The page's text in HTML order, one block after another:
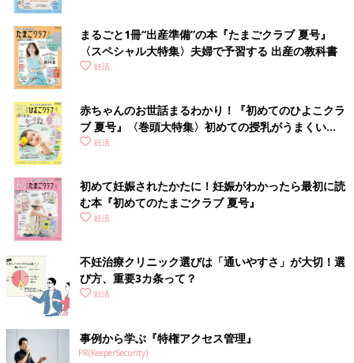
まるごと1冊“出産準備”の本『たまごクラブ 夏号』
〈スペシャル大特集〉夫婦で予習する 出産の教科書
妊活
赤ちゃんのお世話まるわかり！『初めてのひよこクラ
ブ 夏号』〈巻頭大特集〉初めての授乳がうまくい
く！ おっぱい・ミルクの基本と夏のトラブル 解決テ
妊活
初めて妊娠されたかたに！妊娠がわかったら最初に読
む本『初めてのたまごクラブ 夏号』
妊活
不妊治療クリニック選びは「通いやすさ」が大切！選
び方、重要3カ条って？
妊活
事例から学ぶ『特権アクセス管理』
PR(KeeperSecurity)